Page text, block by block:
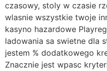
czasowy, stoly w czasie
wlasnie wszystkie twoje
kasyno hazardowe
ladowania sa swietne dla
jestem % dodatkowego
Znacznie jest wpasc